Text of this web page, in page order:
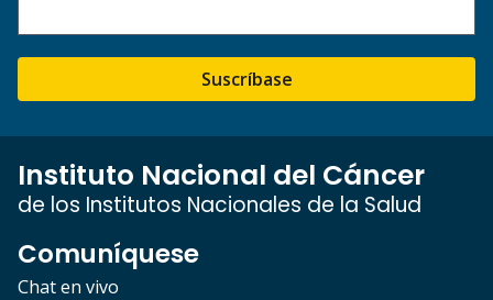
Suscríbase
Instituto Nacional del Cáncer
de los Institutos Nacionales de la Salud
Comuníquese
Chat en vivo